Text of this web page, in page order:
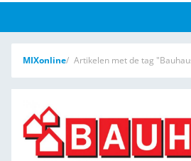
DHZ Sessie
Marktcijfers
Partners
MIXonline Artikelen met de tag